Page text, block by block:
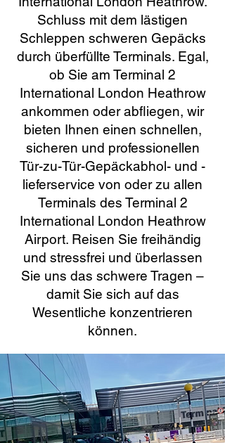
Schluss mit dem lästigen
Schleppen schweren Gepäcks
durch überfüllte Terminals. Egal,
ob Sie am Terminal 2
International London Heathrow
ankommen oder abfliegen, wir
bieten Ihnen einen schnellen,
sicheren und professionellen
Tür-zu-Tür-Gepäckabhol- und -
lieferservice von oder zu allen
Terminals des Terminal 2
International London Heathrow
Airport. Reisen Sie freihändig
und stressfrei und überlassen
Sie uns das schwere Tragen –
damit Sie sich auf das
Wesentliche konzentrieren
können.